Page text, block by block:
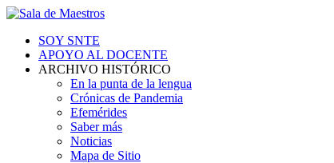
SOY SNTE
APOYO AL DOCENTE
ARCHIVO HISTÓRICO
En la punta de la lengua
Crónicas de Pandemia
Efemérides
Saber más
Noticias
Mapa de Sitio